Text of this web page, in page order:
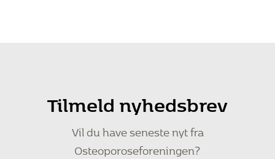
Tilmeld nyhedsbrev
Vil du have seneste nyt fra
Osteoporoseforeningen?